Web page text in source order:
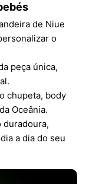
de Niue
o
peça única,
chupeta, body
Oceânia.
duradoura,
a dia do seu